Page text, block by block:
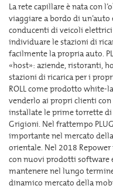
La rete capillare è nata con
viaggiare a bordo di un’auto
conducenti di veicoli elettrici
individuare le stazioni di
facilmente la propria auto.
«host»: aziende, ristoranti,
stazioni di ricarica per i
ROLL come prodotto white-
venderlo ai propri clienti
installate le prime torrette
Grigioni. Nel frattempo
importante nel mercato
orientale. Nel 2018
con nuovi prodotti software
mantenere nel lungo
dinamico mercato della